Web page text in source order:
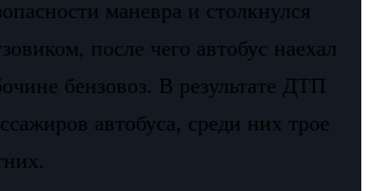
маневра и столкнулся
после чего автобус наехал
бензовоз. В результате ДТП
автобуса, среди них трое